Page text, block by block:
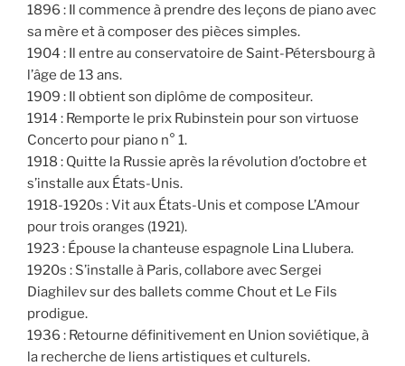
1896 : Il commence à prendre des leçons de piano avec
sa mère et à composer des pièces simples.
1904 : Il entre au conservatoire de Saint-Pétersbourg à
l’âge de 13 ans.
1909 : Il obtient son diplôme de compositeur.
1914 : Remporte le prix Rubinstein pour son virtuose
Concerto pour piano n° 1.
1918 : Quitte la Russie après la révolution d’octobre et
s’installe aux États-Unis.
1918-1920s : Vit aux États-Unis et compose L’Amour
pour trois oranges (1921).
1923 : Épouse la chanteuse espagnole Lina Llubera.
1920s : S’installe à Paris, collabore avec Sergei
Diaghilev sur des ballets comme Chout et Le Fils
prodigue.
1936 : Retourne définitivement en Union soviétique, à
la recherche de liens artistiques et culturels.